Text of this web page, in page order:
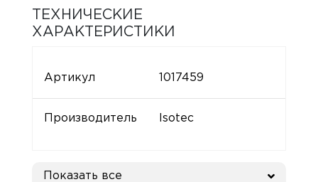
ТЕХНИЧЕСКИЕ
ХАРАКТЕРИСТИКИ
Артикул 1017459
Производитель Isotec
Показать все